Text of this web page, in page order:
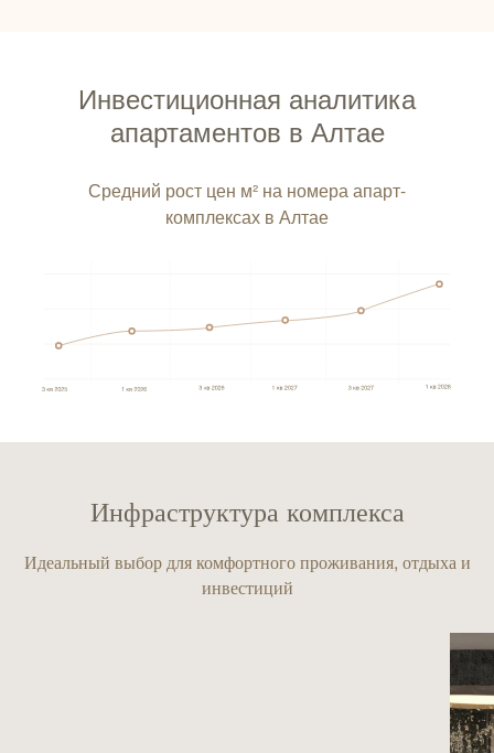
Инвестиционная аналитика
апартаментов в Алтае
Средний рост цен м² на номера апарт-
комплексах в Алтае
Инфраструктура комплекса
Идеальный выбор для комфортного проживания, отдыха и
инвестиций